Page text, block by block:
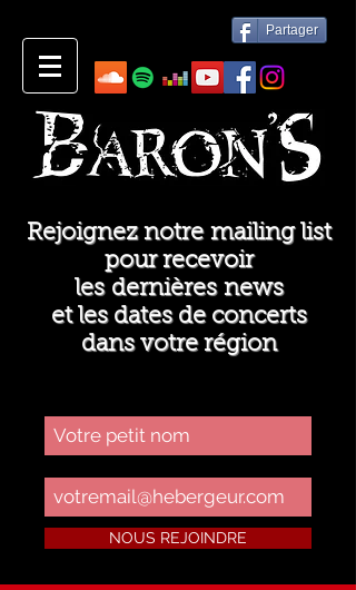
Partager
Rejoignez notre mailing list
pour recevoir
les dernières news
et les dates de concerts
dans votre région
NOUS REJOINDRE